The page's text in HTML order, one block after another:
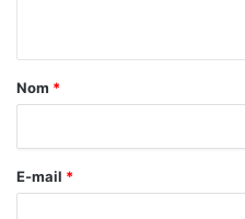
a
r
e
Nom *
E-mail *